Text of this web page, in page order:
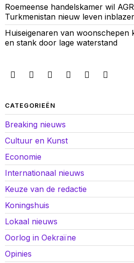
Roemeense handelskamer wil
Turkmenistan nieuw leven
Huiseigenaren van woonschepen
en stank door lage waterstand
CATEGORIEËN
Breaking nieuws
Cultuur en Kunst
Economie
Internationaal nieuws
Keuze van de redactie
Koningshuis
Lokaal nieuws
Oorlog in Oekraïne
Opinies